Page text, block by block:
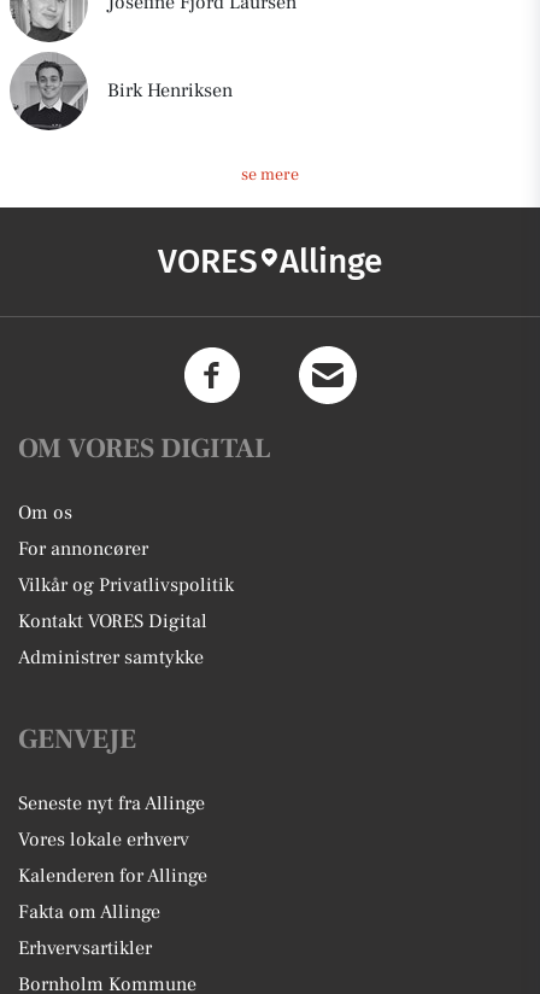
Birk Henriksen
se mere
VORES Allinge
OM VORES DIGITAL
Om os
For annoncører
Vilkår og Privatlivspolitik
Kontakt VORES Digital
Administrer samtykke
GENVEJE
Seneste nyt fra Allinge
Vores lokale erhverv
Kalenderen for Allinge
Fakta om Allinge
Erhvervsartikler
Bornholm Kommune